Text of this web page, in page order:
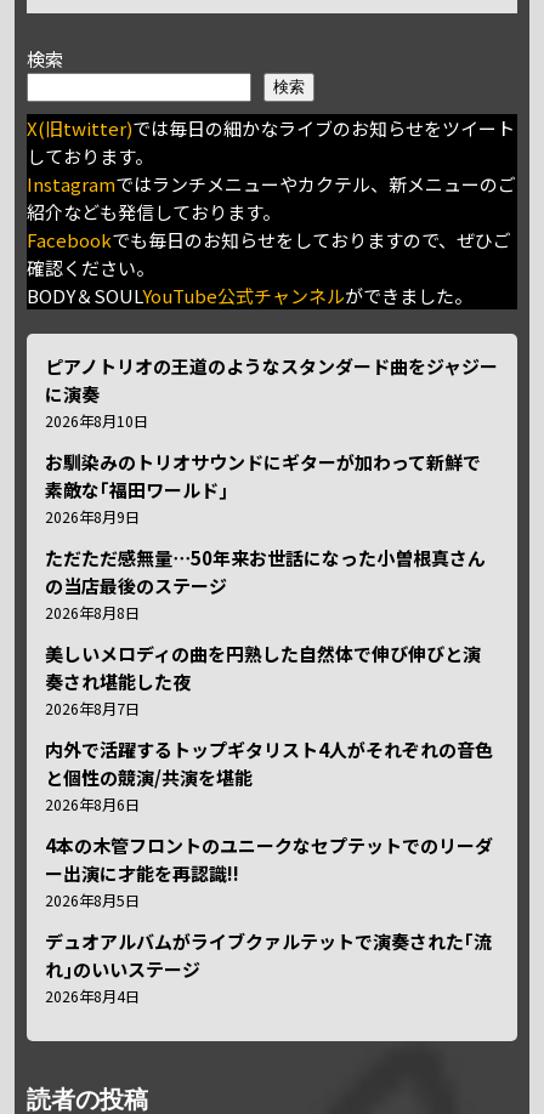
検索
検索
X(旧twitter)では毎日の細かなライブのお知らせをツイート
しております。
Instagramではランチメニューやカクテル、新メニューのご
紹介なども発信しております。
Facebookでも毎日のお知らせをしておりますので、ぜひご
確認ください。
BODY＆SOULYouTube公式チャンネルができました。
ピアノトリオの王道のようなスタンダード曲をジャジー
に演奏
2026年8月10日
お馴染みのトリオサウンドにギターが加わって新鮮で
素敵な｢福田ワールド｣
2026年8月9日
ただただ感無量⋯50年来お世話になった小曽根真さん
の当店最後のステージ
2026年8月8日
美しいメロディの曲を円熟した自然体で伸び伸びと演
奏され堪能した夜
2026年8月7日
内外で活躍するトップギタリスト4人がそれぞれの音色
と個性の競演/共演を堪能
2026年8月6日
4本の木管フロントのユニークなセプテットでのリーダ
ー出演に才能を再認識!!
2026年8月5日
デュオアルバムがライブクァルテットで演奏された｢流
れ｣のいいステージ
2026年8月4日
読者の投稿